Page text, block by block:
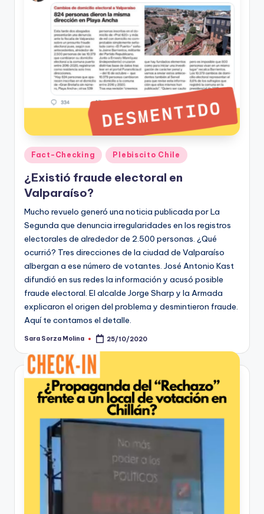
Publicado
en
Fact-Checking Plebiscito Chile
¿Existió fraude electoral en
Valparaíso?
Mucho revuelo generó una noticia publicada por La
Segunda que denuncia irregularidades en los registros
electorales de alrededor de 2.500 personas. ¿Qué
ocurrió? Tres direcciones de la ciudad de Valparaíso
albergan a ese número de votantes. José Antonio Kast
difundió en sus redes la información y acusó posible
fraude electoral. El alcalde Jorge Sharp y la Armada
explicaron el origen del problema y desmintieron fraude.
Aquí te contamos el detalle.
Publicado
Sara Sorza Molina 25/10/2020